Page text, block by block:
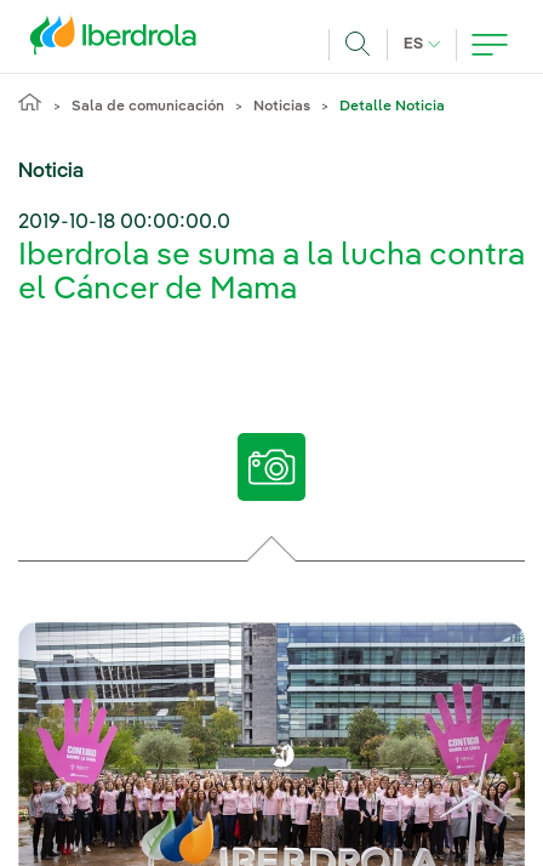
ES IDIOMA
Sala de comunicación Noticias Detalle Noticia
Noticia
2019-10-18 00:00:00.0
Iberdrola se suma a la lucha contra
el Cáncer de Mama